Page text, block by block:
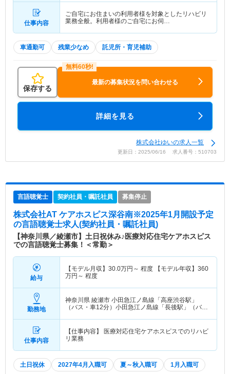
仕事内容
ご自宅にお住まいの利用者様を対象としたリハビリ
業務全般。利用者様のご自宅にお伺…
車通勤可 残業少なめ 託児所・育児補助
保存する
最新の募集状況を問い合わせる
詳細を見る
株式会社ゆいの求人一覧
更新日：2025/06/16 求人番号：510703
言語聴覚士 契約社員・嘱託社員 募集停止
株式会社AT ケアホスピス深谷南※2025年1月開設予定
の言語聴覚士求人(契約社員・嘱託社員)
【神奈川県／綾瀬市】土日祝休み♪医療対応住宅ケアホスピス
での言語聴覚士募集！＜常勤＞
給与
【モデル月収】 30.0万円～ 程度 【モデル年収】 360
万円～ 程度
勤務地
神奈川県 綾瀬市 小田急江ノ島線「高座渋谷駅」
（バス・車12分）小田急江ノ島線「長後駅」（バ
仕事内容
【仕事内容】 医療対応住宅ケアホスピスでのリハビ
リ業務
土日祝休 2027年4月入職可 夏～秋入職可 1月入職可